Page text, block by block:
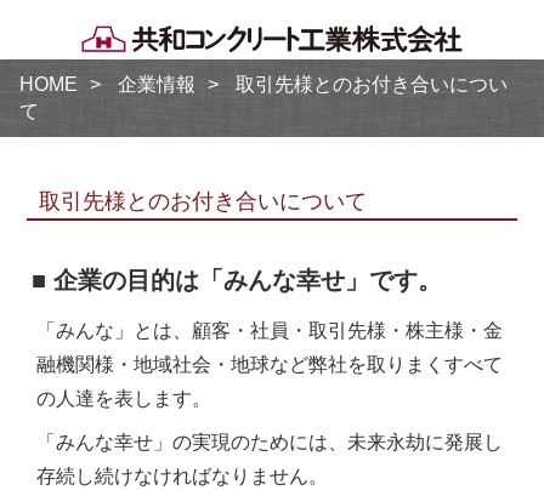
HOME 企業情報
取引先様とのお付き合いについ
て
取引先様とのお付き合いについて
■ 企業の目的は「みんな幸せ」です。
「みんな」とは、顧客・社員・取引先様・株主様・金
融機関様・地域社会・地球など弊社を取りまくすべて
の人達を表します。
「みんな幸せ」の実現のためには、未来永劫に発展し
存続し続けなければなりません。